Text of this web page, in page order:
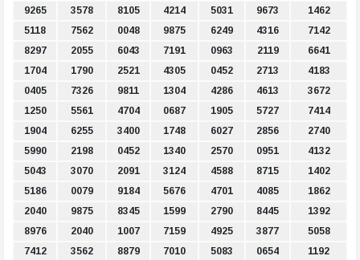
9265
3578 8105 4214 5031 9673
1462
5118
7562 0048 9875 6249 4316
7142
8297
2055 6043 7191 0963 2119
6641
1704
1790 2521 4305 0452 2713
4183
0405
7326 9811 1304 4286 4613
3672
1250
5561 4704 0687 1905 5727
7414
1904
6255 3400 1748 6027 2856
2740
5990
2198 0452 1340 2570 0951
4132
5043
3070 2091 3124 4588 8715
1402
5186
0079 9184 5676 4701 4085
1862
2040
9875 8345 1599 2790 8445
1392
8976
2040 1007 7159 4925 3877
5058
7412
3562 8879 7010 5083 0654
1192